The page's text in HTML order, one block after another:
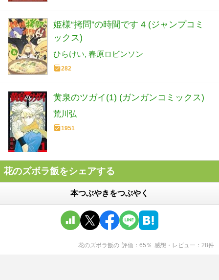
姫様“拷問”の時間です 4 (ジャンプコミ
ックス)
ひらけい 春原ロビンソン
282
黄泉のツガイ(1) (ガンガンコミックス)
荒川弘
1951
花のズボラ飯をシェアする
本つぶやきをつぶやく
花のズボラ飯の 評価 65 ％ 感想・レビュー 28件